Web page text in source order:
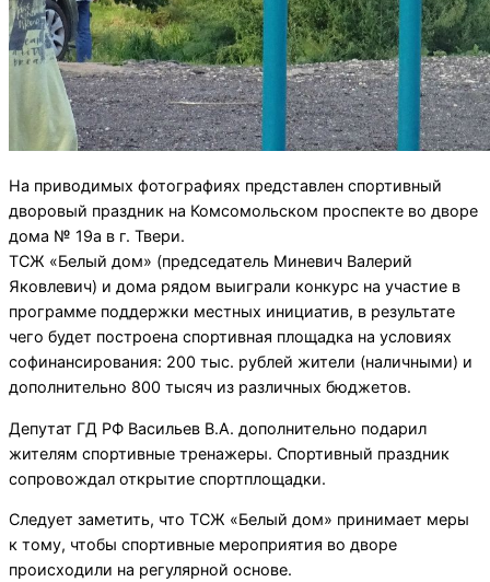
На приводимых фотографиях представлен спортивный
дворовый праздник на Комсомольском проспекте во дворе
дома № 19а в г. Твери.
ТСЖ «Белый дом» (председатель Миневич Валерий
Яковлевич) и дома рядом выиграли конкурс на участие в
программе поддержки местных инициатив, в результате
чего будет построена спортивная площадка на условиях
софинансирования: 200 тыс. рублей жители (наличными) и
дополнительно 800 тысяч из различных бюджетов.
Депутат ГД РФ Васильев В.А. дополнительно подарил
жителям спортивные тренажеры. Спортивный праздник
сопровождал открытие спортплощадки.
Следует заметить, что ТСЖ «Белый дом» принимает меры
к тому, чтобы спортивные мероприятия во дворе
происходили на регулярной основе.